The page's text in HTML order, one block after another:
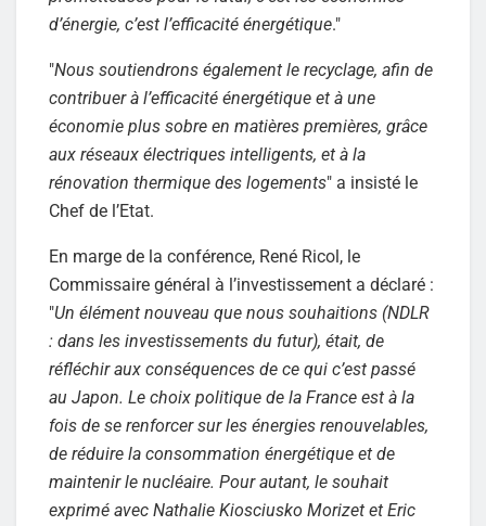
d’énergie, c’est l’efficacité énergétique."
"Nous soutiendrons également le recyclage, afin de
contribuer à l’efficacité énergétique et à une
économie plus sobre en matières premières, grâce
aux réseaux électriques intelligents, et à la
rénovation thermique des logements" a insisté le
Chef de l’Etat.
En marge de la conférence, René Ricol, le
Commissaire général à l’investissement a déclaré :
"Un élément nouveau que nous souhaitions (NDLR
: dans les investissements du futur), était, de
réfléchir aux conséquences de ce qui c’est passé
au Japon. Le choix politique de la France est à la
fois de se renforcer sur les énergies renouvelables,
de réduire la consommation énergétique et de
maintenir le nucléaire. Pour autant, le souhait
exprimé avec Nathalie Kiosciusko Morizet et Eric